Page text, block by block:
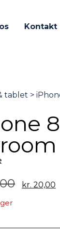
Kontakt
kr. 20,00